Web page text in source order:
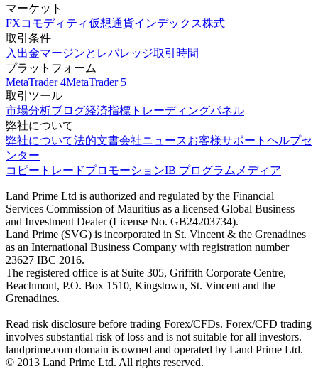
マーケット
FXコモディティ仮想通貨インデックス株式
取引条件
入出金マージンとレバレッジ取引時間
プラットフォーム
MetaTrader 4MetaTrader 5
取引ツール
市場分析ブログ経済指標 トレーディングパネル
弊社について
弊社について法的文書会社ニュースお客様サポート ヘルプセ
ンター
コピートレードプロモーションIB プログラム メディア
Land Prime Ltd is authorized and regulated by the Financial
Services Commission of Mauritius as a licensed Global Business
and Investment Dealer (License No. GB24203734).
Land Prime (SVG) is incorporated in St. Vincent & the Grenadines
as an International Business Company with registration number
23627 IBC 2016.
The registered office is at Suite 305, Griffith Corporate Centre,
Beachmont, P.O. Box 1510, Kingstown, St. Vincent and the
Grenadines.
Read risk disclosure before trading Forex/CFDs. Forex/CFD trading
involves substantial risk of loss and is not suitable for all investors.
landprime.com domain is owned and operated by Land Prime Ltd.
© 2013 Land Prime Ltd. All rights reserved.